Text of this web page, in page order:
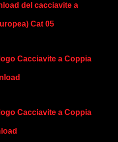
del cacciavite a
Cat 05
Cacciavite a Coppia
Cacciavite a Coppia